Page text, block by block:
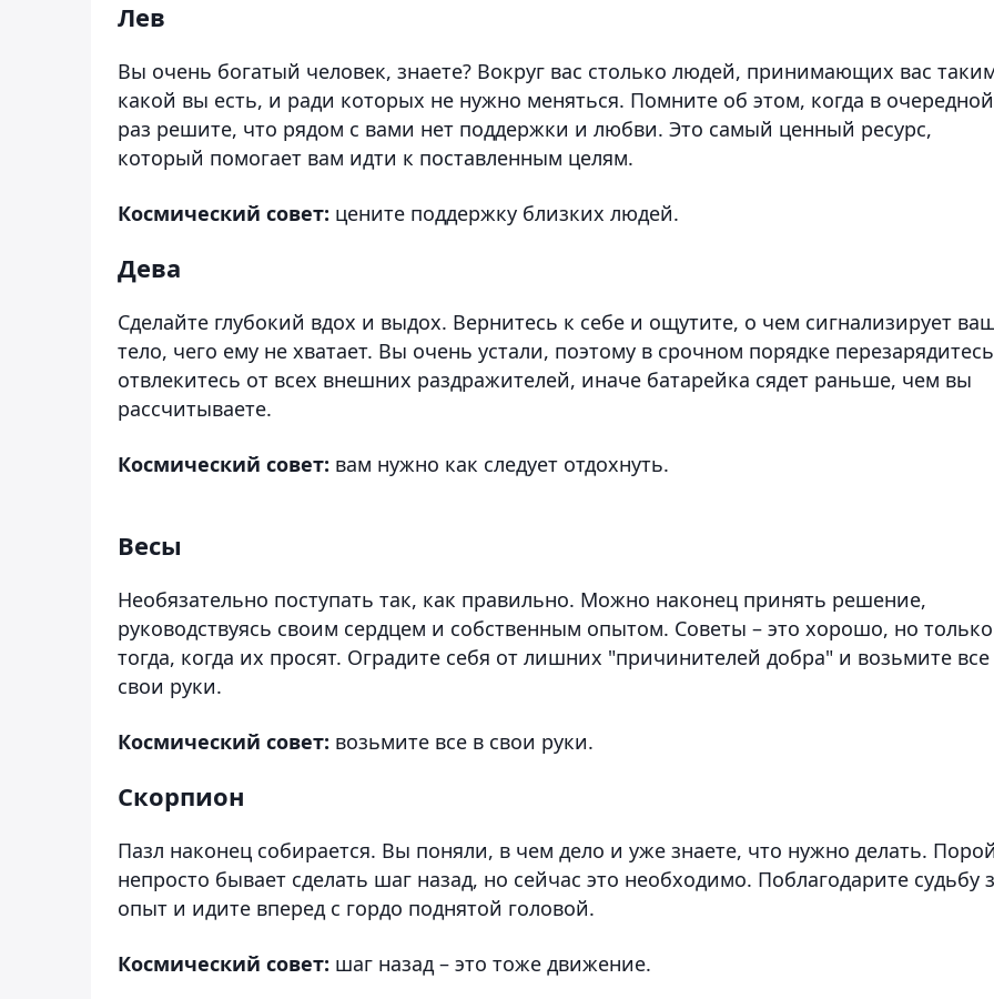
Лев
Вы очень богатый человек, знаете? Вокруг вас столько людей, принимающих вас
какой вы есть, и ради которых не нужно меняться. Помните об этом, когда в очередной
раз решите, что рядом с вами нет поддержки и любви. Это самый ценный ресурс,
который помогает вам идти к поставленным целям.
Космический совет: цените поддержку близких людей.
Дева
Сделайте глубокий вдох и выдох. Вернитесь к себе и ощутите, о чем сигнализирует
тело, чего ему не хватает. Вы очень устали, поэтому в срочном порядке
отвлекитесь от всех внешних раздражителей, иначе батарейка сядет раньше, чем вы
рассчитываете.
Космический совет: вам нужно как следует отдохнуть.
Весы
Необязательно поступать так, как правильно. Можно наконец принять решение,
руководствуясь своим сердцем и собственным опытом. Советы – это хорошо, но только
тогда, когда их просят. Оградите себя от лишних "причинителей добра" и возьмите все
свои руки.
Космический совет: возьмите все в свои руки.
Скорпион
Пазл наконец собирается. Вы поняли, в чем дело и уже знаете, что нужно делать.
непросто бывает сделать шаг назад, но сейчас это необходимо. Поблагодарите судьбу
опыт и идите вперед с гордо поднятой головой.
Космический совет: шаг назад – это тоже движение.